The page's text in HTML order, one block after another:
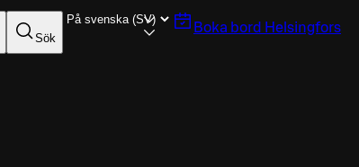
Sök
Boka bord Helsingfors